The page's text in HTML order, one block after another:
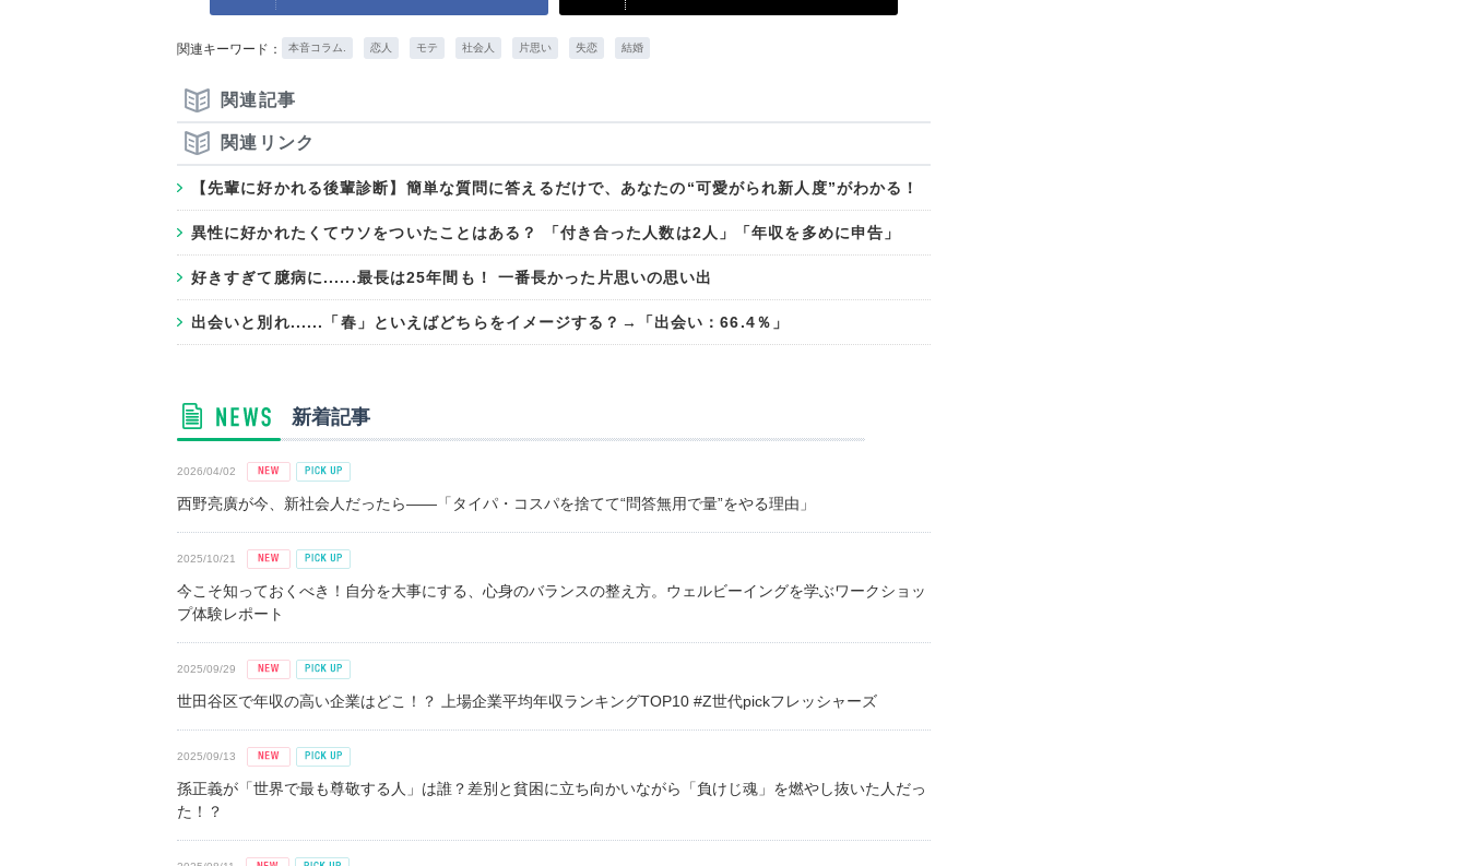
関連キーワード： 本音コラム. 恋人 モテ 社会人 片思い 失恋 結婚
関連記事
関連リンク
【先輩に好かれる後輩診断】簡単な質問に答えるだけで、あなたの“可愛がられ新人度”がわかる！
異性に好かれたくてウソをついたことはある？ 「付き合った人数は2人」「年収を多めに申告」
好きすぎて臆病に......最長は25年間も！ 一番長かった片思いの思い出
出会いと別れ......「春」といえばどちらをイメージする？→「出会い：66.4％」
新着記事
2026/04/02
西野亮廣が今、新社会人だったら――「タイパ・コスパを捨てて“問答無用で量”をやる理由」
2025/10/21
今こそ知っておくべき！自分を大事にする、心身のバランスの整え方。ウェルビーイングを学ぶワークショッ
プ体験レポート
2025/09/29
世田谷区で年収の高い企業はどこ！？ 上場企業平均年収ランキングTOP10 #Z世代pickフレッシャーズ
2025/09/13
孫正義が「世界で最も尊敬する人」は誰？差別と貧困に立ち向かいながら「負けじ魂」を燃やし抜いた人だっ
た！？